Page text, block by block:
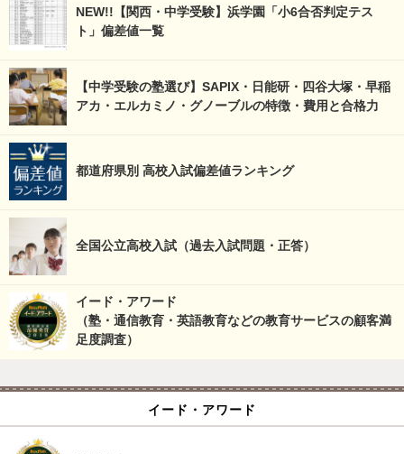
NEW!!【関西・中学受験】浜学園「小6合否判定テス
ト」偏差値一覧
【中学受験の塾選び】SAPIX・日能研・四谷大塚・早稲
アカ・エルカミノ・グノーブルの特徴・費用と合格力
都道府県別 高校入試偏差値ランキング
全国公立高校入試（過去入試問題・正答）
イード・アワード
（塾・通信教育・英語教育などの教育サービスの顧客満
足度調査）
イード・アワード